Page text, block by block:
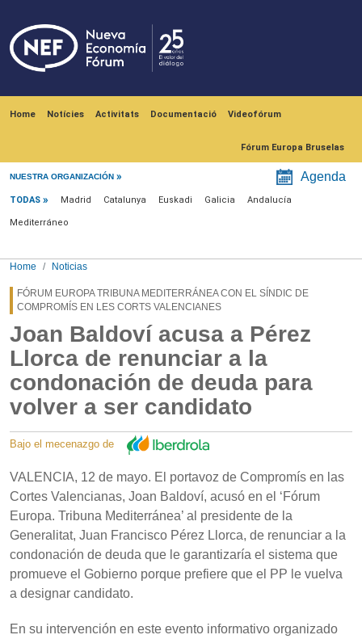
Home Notícies Activitats Documentació Videofórum
Fórum Europa Bruselas
NUESTRA ORGANIZACIÓN Agenda
Menú noticias
TODAS Madrid Catalunya Euskadi Galicia Andalucía
Mediterráneo
Home Noticias
FÓRUM EUROPA TRIBUNA MEDITERRÁNEA CON EL SÍNDIC DE
COMPROMÍS EN LES CORTS VALENCIANES
Joan Baldoví acusa a Pérez
Llorca de renunciar a la
condonación de deuda para
volver a ser candidato
Bajo el mecenazgo de
VALENCIA, 12 de mayo. El portavoz de Compromís en las
Cortes Valencianas, Joan Baldoví, acusó en el ‘Fórum
Europa. Tribuna Mediterránea’ al presidente de la
Generalitat, Juan Francisco Pérez Llorca, de renunciar a la
condonación de deuda que le garantizaría el sistema que
promueve el Gobierno porque prefiere que el PP le vuelva
a designar candidato.
En su intervención en este evento informativo organizado